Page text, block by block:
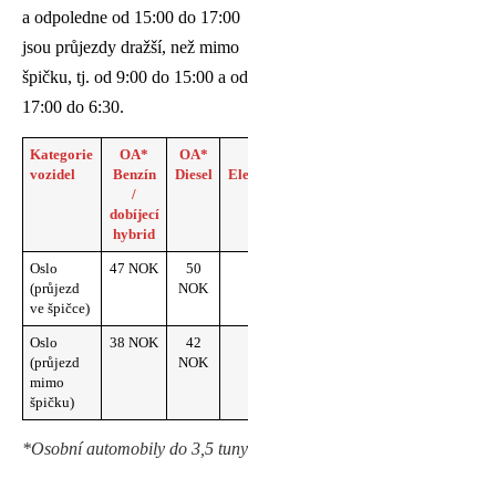
a odpoledne od 15:00 do 17:00
jsou průjezdy dražší, než mimo
špičku, tj. od 9:00 do 15:00 a od
17:00 do 6:30.
Kategorie
vozidel
OA*
Benzín
/
dobíjecí
hybrid
OA*
Diesel
Elektromobily
Oslo
(průjezd
ve špičce)
47 NOK
50
NOK
Oslo
(průjezd
mimo
špičku)
38 NOK
42
NOK
*Osobní automobily do 3,5 tuny